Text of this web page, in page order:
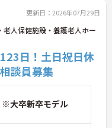
更新日：2026年07月29日
人保健施設・養護老人ホー
日！土日祝日休
談員募集
大卒新卒モデル